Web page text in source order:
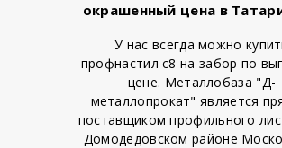
окрашенный цена в
У нас всегда можно
профнастил с8 на забор по
цене. Металлобаза "Д-
металлопрокат" является
поставщиком профильного
Домодедовском районе